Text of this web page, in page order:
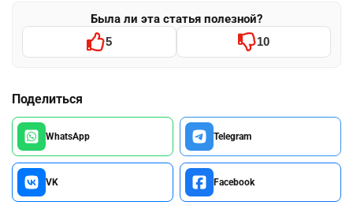
Была ли эта статья полезной?
5 10
Поделиться
WhatsApp Telegram
VK Facebook